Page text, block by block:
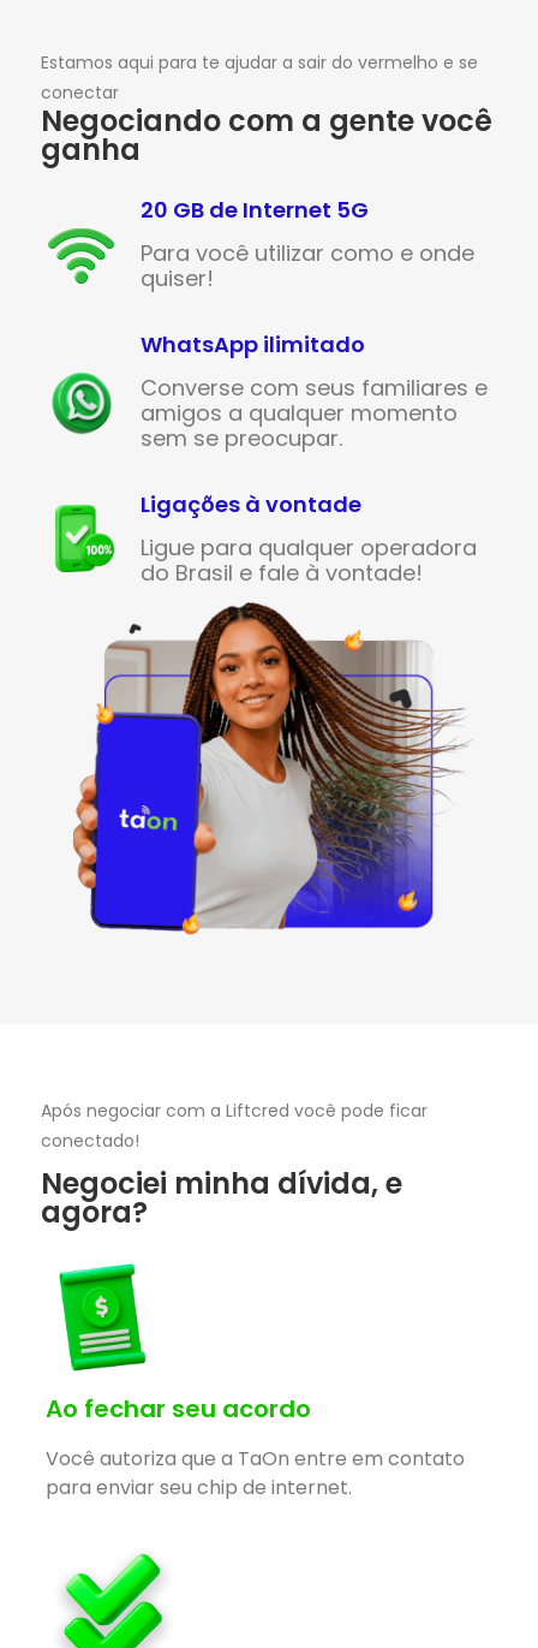
Estamos aqui para te ajudar a sair do vermelho e se
conectar
Negociando com a gente você
ganha
20 GB de Internet 5G
Para você utilizar como e onde
quiser!
WhatsApp ilimitado
Converse com seus familiares e
amigos a qualquer momento
sem se preocupar.
Ligações à vontade
Ligue para qualquer operadora
do Brasil e fale à vontade!
Após negociar com a Liftcred você pode ficar
conectado!
Negociei minha dívida, e
agora?
Ao fechar seu acordo
Você autoriza que a TaOn entre em contato
para enviar seu chip de internet.